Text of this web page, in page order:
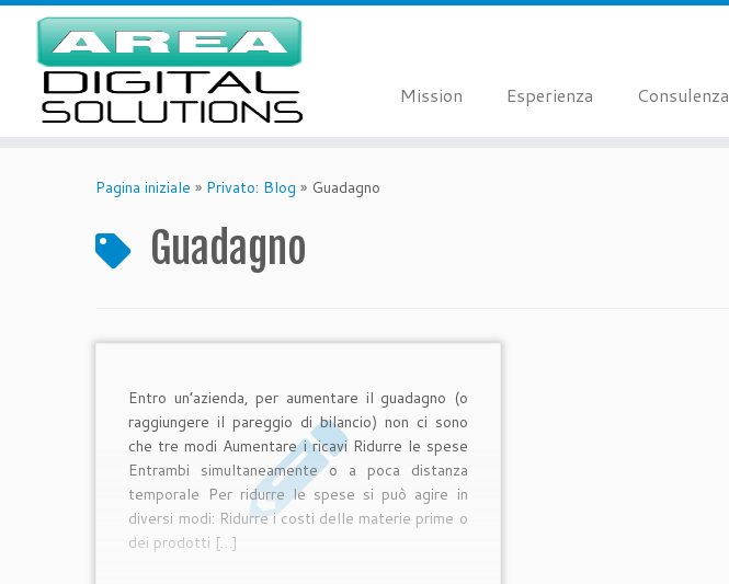
Mission Esperienza Consulenza
Pagina iniziale » Privato: Blog » Guadagno
Guadagno
Entro un’azienda, per aumentare il guadagno (o
raggiungere il pareggio di bilancio) non ci sono
che tre modi Aumentare i ricavi Ridurre le spese
Entrambi simultaneamente o a poca distanza
temporale Per ridurre le spese si può agire in
diversi modi: Ridurre i costi delle materie prime o
dei prodotti […]